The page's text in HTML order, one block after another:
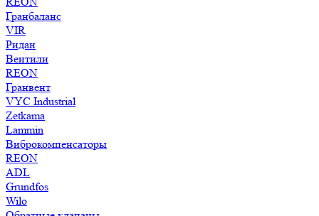
Гранбаланс
VIR
Ридан
Вентили
REON
Гранвент
VYC Industrial
Zetkama
Lammin
Виброкомпенсаторы
REON
ADL
Grundfos
Wilo